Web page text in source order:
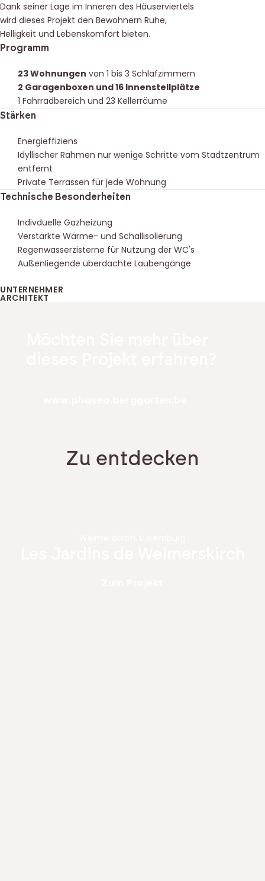
Dank seiner Lage im Inneren des Häuserviertels
wird dieses Projekt den Bewohnern Ruhe,
Helligkeit und Lebenskomfort bieten.
Programm
23 Wohnungen von 1 bis 3 Schlafzimmern
2 Garagenboxen und 16 Innenstellplätze
1 Fahrradbereich und 23 Kellerräume
Stärken
Energieffiziens
Idyllischer Rahmen nur wenige Schritte vom Stadtzentrum
entfernt
Private Terrassen für jede Wohnung
Technische Besonderheiten
Indivduelle Gazheizung
Verstärkte Wärme- und Schallisolierung
Regenwasserzisterne für Nutzung der WC's
Außenliegende überdachte Laubengänge
Kredite
UNTERNEHMER
Entreprise Convents
ARCHITEKT
Zu entdecken